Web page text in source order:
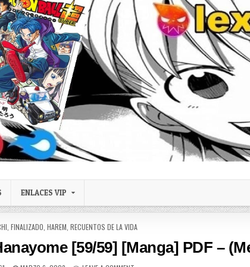
ENLACES VIP
,FINALIZADO ,HAREM ,RECUENTOS DE LA VIDA
[59/59] [Manga] PDF –